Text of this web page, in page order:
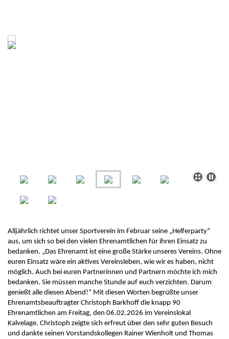
Alljährlich richtet unser Sportverein im Februar seine „Helferparty“
aus, um sich so bei den vielen Ehrenamtlichen für ihren Einsatz zu
bedanken. „Das Ehrenamt ist eine große Stärke unseres Vereins. Ohne
euren Einsatz wäre ein aktives Vereinsleben, wie wir es haben, nicht
möglich. Auch bei euren Partnerinnen und Partnern möchte ich mich
bedanken. Sie müssen manche Stunde auf euch verzichten. Darum
genießt alle diesen Abend!“ Mit diesen Worten begrüßte unser
Ehrenamtsbeauftragter Christoph Barkhoff die knapp 90
Ehrenamtlichen am Freitag, den 06.02.2026 im Vereinslokal
Kalvelage. Christoph zeigte sich erfreut über den sehr guten Besuch
und dankte seinen Vorstandskollegen Rainer Wienholt und Thomas